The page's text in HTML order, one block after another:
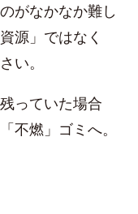
がなかなか難し
源」ではなく
い。
っていた場合
不燃」ゴミへ。